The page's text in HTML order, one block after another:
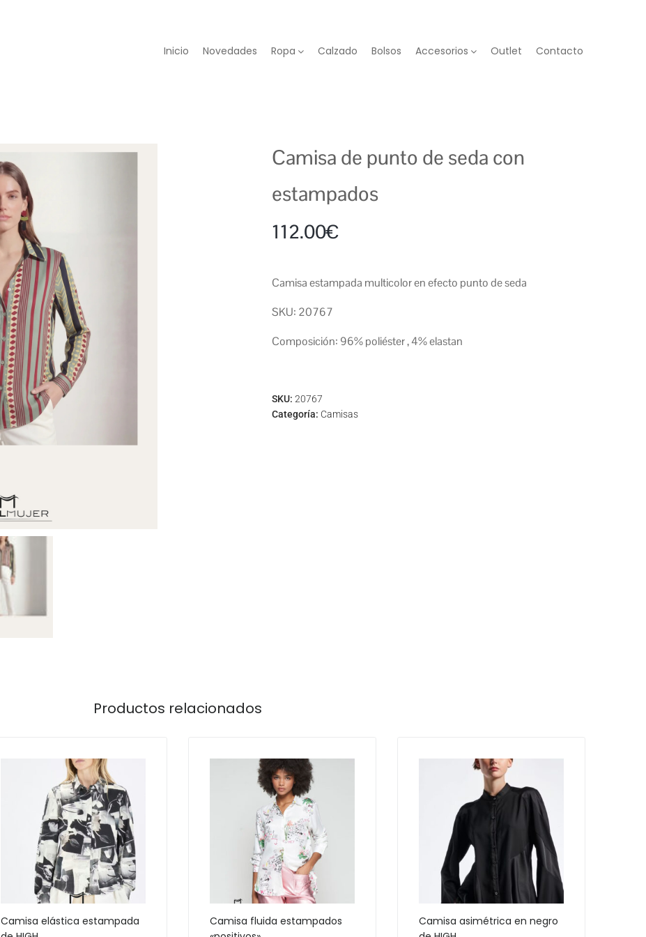
Inicio Novedades Ropa Calzado Bolsos Accesorios Outlet Contacto
Camisa de punto de seda con
estampados
112.00€
Camisa estampada multicolor en efecto punto de seda
SKU: 20767
Composición: 96% poliéster , 4% elastan
SKU:20767
Categoría: Camisas
Productos relacionados
Camisa elástica estampada
Camisa fluida estampados
Camisa asimétrica en negro